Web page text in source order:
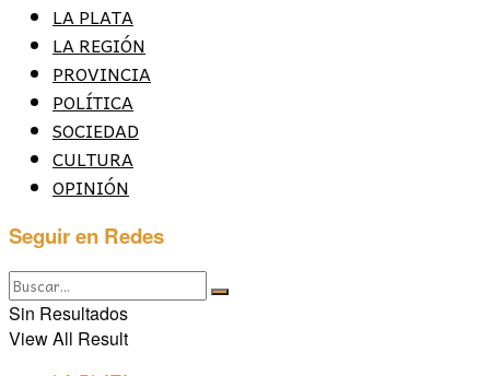
LA PLATA
LA REGIÓN
PROVINCIA
POLÍTICA
SOCIEDAD
CULTURA
OPINIÓN
Seguir en Redes
Sin Resultados
View All Result